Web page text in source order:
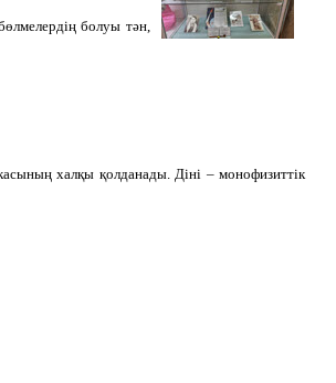
болуы тән,
халқы қолданады. Діні – монофизиттік